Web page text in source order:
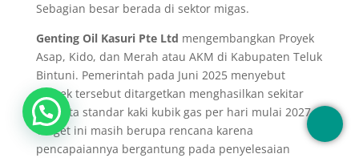
Sebagian besar berada di sektor migas.
Genting Oil Kasuri Pte Ltd mengembangkan Proyek
Asap, Kido, dan Merah atau AKM di Kabupaten Teluk
Bintuni. Pemerintah pada Juni 2025 menyebut
proyek tersebut ditargetkan menghasilkan sekitar
300 juta standar kaki kubik gas per hari mulai 2027.
Target ini masih berupa rencana karena
pencapaiannya bergantung pada penyelesaian